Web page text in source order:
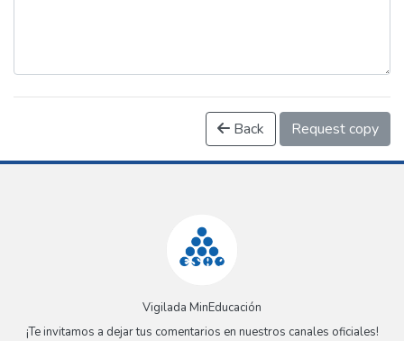
Back Request copy
Vigilada MinEducación
¡Te invitamos a dejar tus comentarios en nuestros canales oficiales!